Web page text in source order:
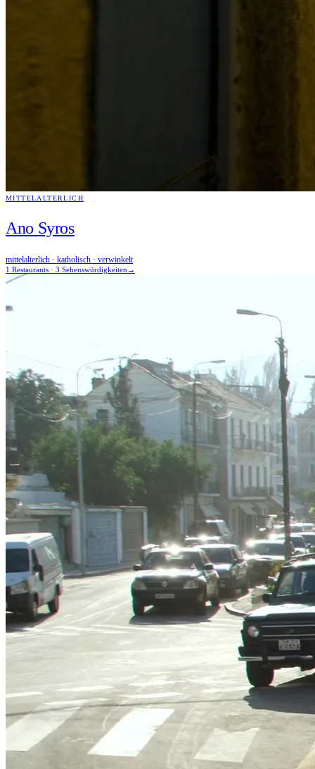
MITTELALTERLICH
Ano Syros
mittelalterlich · katholisch · verwinkelt
1 Restaurants · 3 Sehenswürdigkeiten →